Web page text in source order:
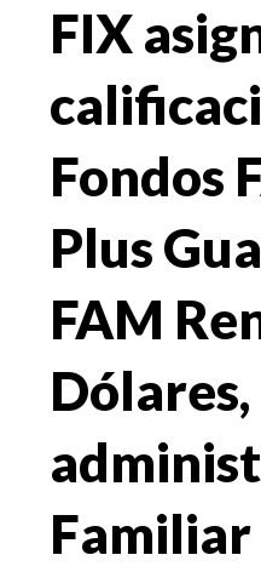
FIX
Fondos
Plus
FAM
Dólares,
Familiar